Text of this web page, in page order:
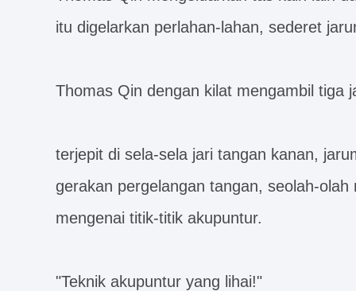
itu digelarkan perlahan-lahan, sederet
Thomas Qin dengan kilat mengambil tiga
terjepit di sela-sela jari tangan kanan,
gerakan pergelangan tangan, seolah-
mengenai titik-titik akupuntur.
"Teknik akupuntur yang lihai!"